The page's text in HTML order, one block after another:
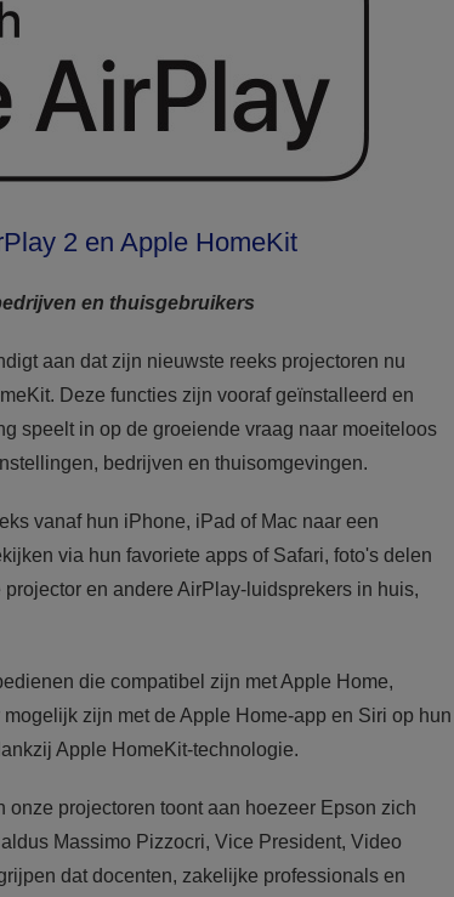
2 en Apple HomeKit
en thuisgebruikers
aan dat zijn nieuwste reeks projectoren nu
Deze functies zijn vooraf geïnstalleerd en
speelt in op de groeiende vraag naar moeiteloos
bedrijven en thuisomgevingen.
vanaf hun iPhone, iPad of Mac naar een
via hun favoriete apps of Safari, foto's delen
en andere AirPlay-luidsprekers in huis,
die compatibel zijn met Apple Home,
zijn met de Apple Home-app en Siri op hun
Apple HomeKit-technologie.
projectoren toont aan hoezeer Epson zich
Massimo Pizzocri, Vice President, Video
dat docenten, zakelijke professionals en